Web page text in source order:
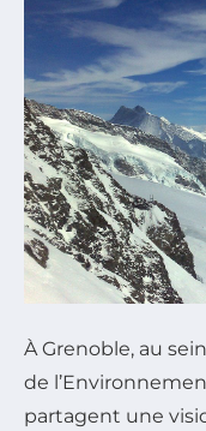
À Grenoble, au
de
partagent une